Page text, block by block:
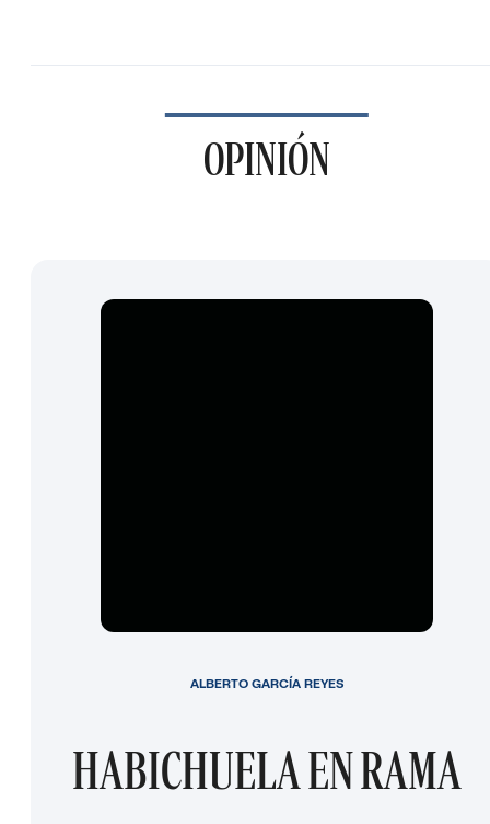
OPINIÓN
HABICHUELA EN RAMA
ALBERTO GARCÍA REYES